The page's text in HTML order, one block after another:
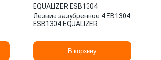
EQUALIZER·ESB1304
Лезвие зазубренное 4 ЕВ1304
ESB1304 EQUALIZER
В корзину